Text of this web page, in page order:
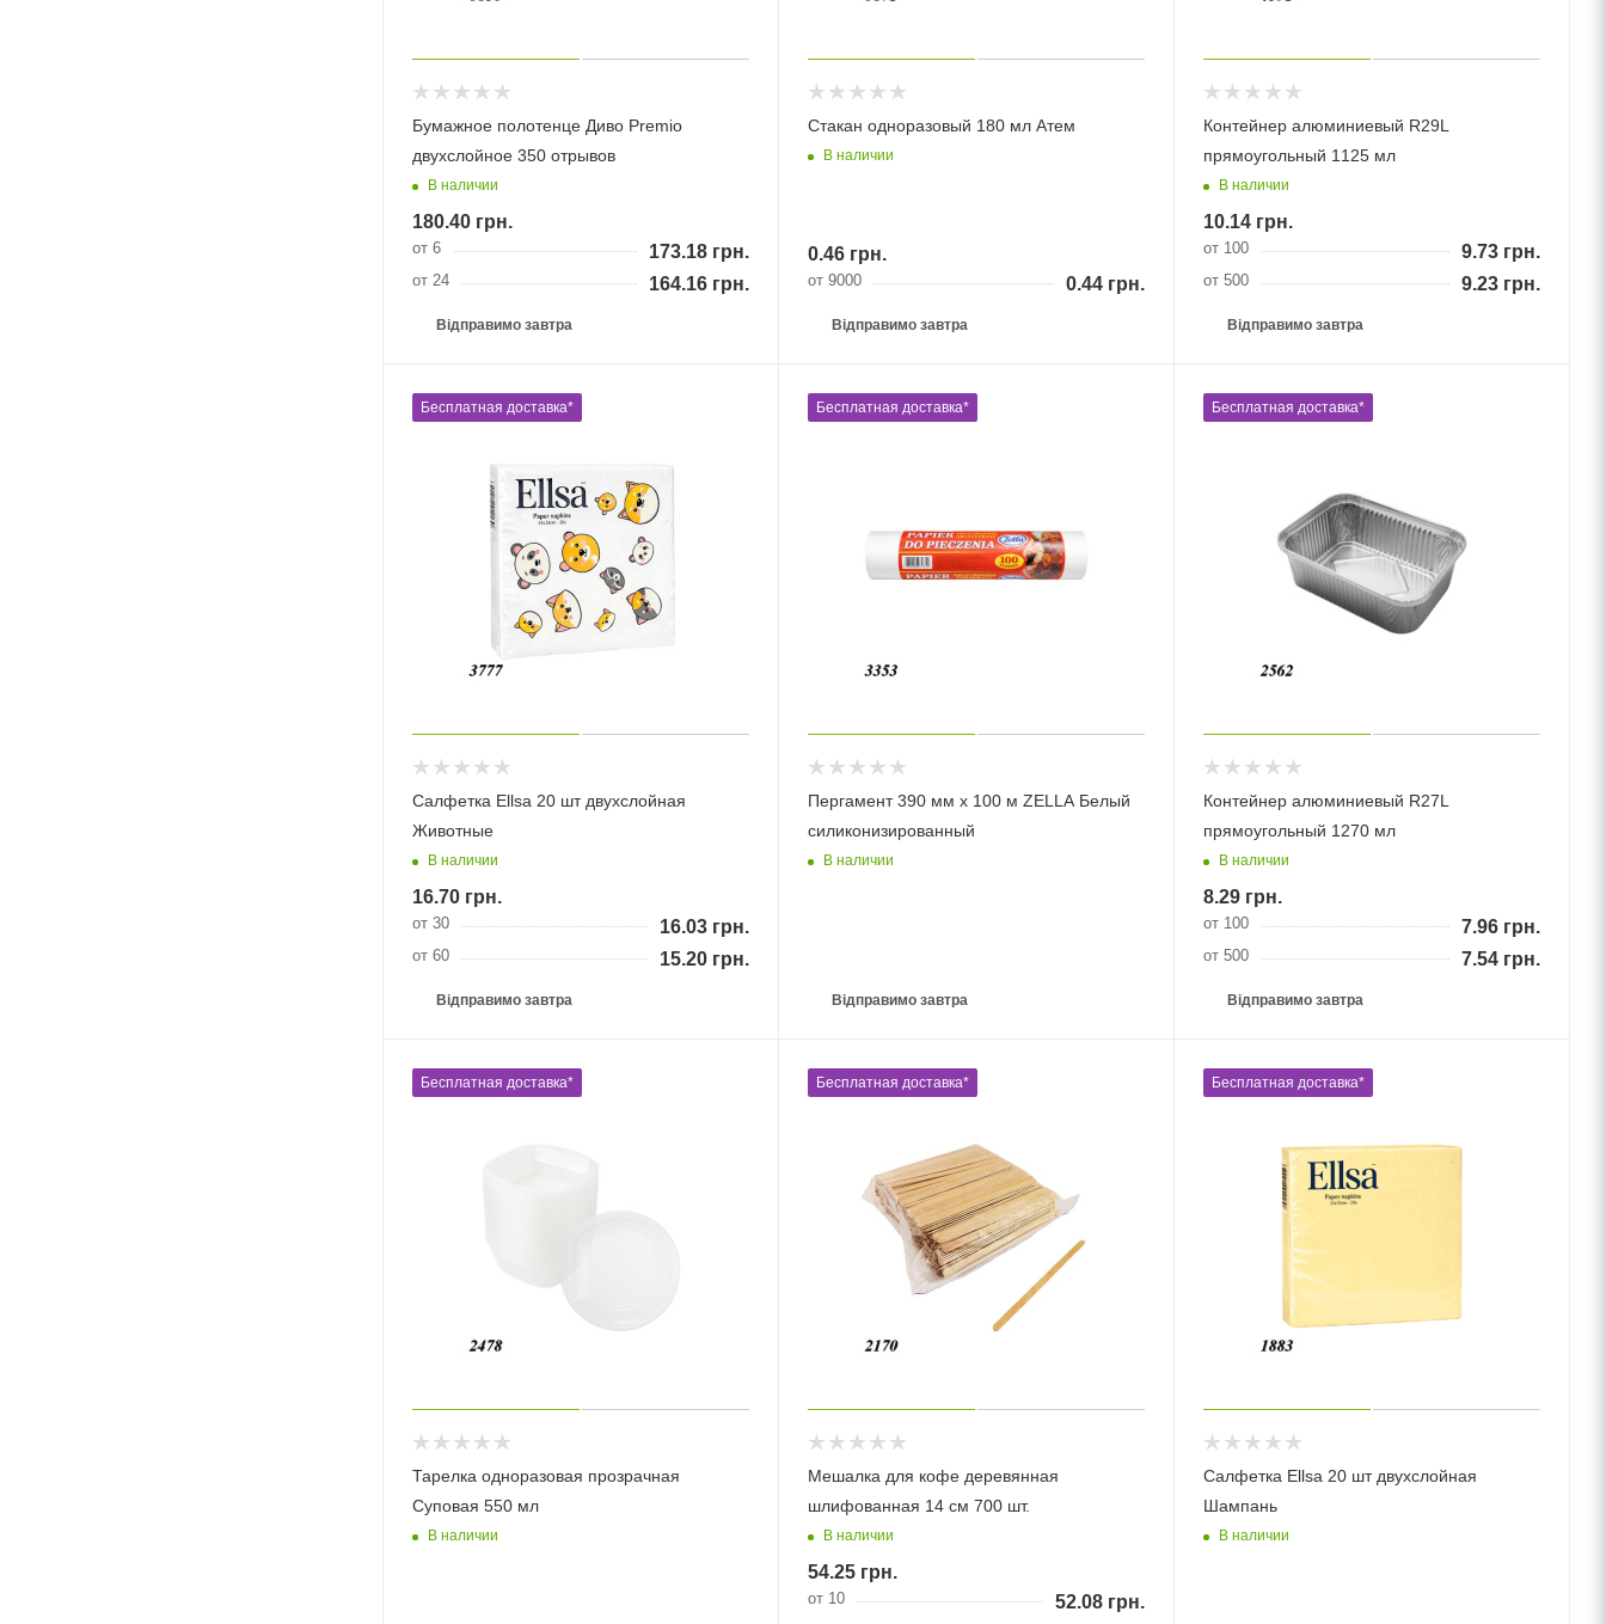
Бумажное полотенце Диво Premio
двухслойное 350 отрывов
В наличии
180.40 грн.
от 6 173.18грн.
от 24 164.16грн.
Відправимо завтра
Стакан одноразовый 180 мл Атем
В наличии
0.46грн.
от 9000 0.44грн.
Відправимо завтра
Контейнер алюминиевый R29L
прямоугольный 1125 мл
В наличии
10.14грн.
от 100 9.73грн.
от 500 9.23грн.
Відправимо завтра
Бесплатная доставка*
Салфетка Ellsa 20 шт двухслойная
Животные
В наличии
16.70 грн.
от 30 16.03грн.
от 60 15.20грн.
Відправимо завтра
Бесплатная доставка*
Пергамент 390 мм х 100 м ZELLA Белый
силиконизированный
В наличии
Відправимо завтра
Бесплатная доставка*
Контейнер алюминиевый R27L
прямоугольный 1270 мл
В наличии
8.29грн.
от 100 7.96грн.
от 500 7.54грн.
Відправимо завтра
Бесплатная доставка*
Тарелка одноразовая прозрачная
Суповая 550 мл
В наличии
Бесплатная доставка*
Мешалка для кофе деревянная
шлифованная 14 см 700 шт.
В наличии
54.25грн.
от 10 52.08грн.
Бесплатная доставка*
Салфетка Ellsa 20 шт двухслойная
Шампань
В наличии